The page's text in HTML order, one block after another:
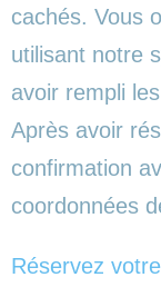
cachés. Vous
utilisant notre
avoir rempli
Après avoir
confirmation
coordonnées
Réservez